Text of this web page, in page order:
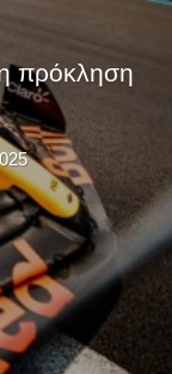
πρόκληση